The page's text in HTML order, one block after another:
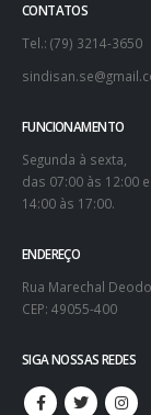
CONTATOS
Tel.: (79) 3214-3650
FUNCIONAMENTO
Segunda à sexta,
das 07:00 às 12:00
14:00 às 17:00.
ENDEREÇO
Rua Marechal
CEP: 49055-400
SIGA NOSSAS REDES